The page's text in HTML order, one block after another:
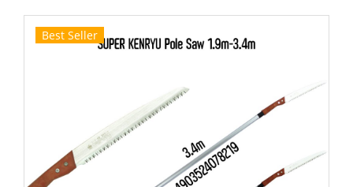
Best Seller